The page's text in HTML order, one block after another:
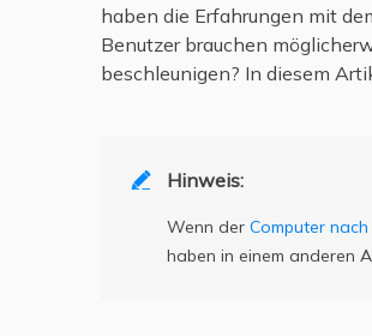
haben die Erfahrungen mit
Benutzer brauchen
beschleunigen? In diesem
 Hinweis:
Wenn der Computer
haben in einem anderen